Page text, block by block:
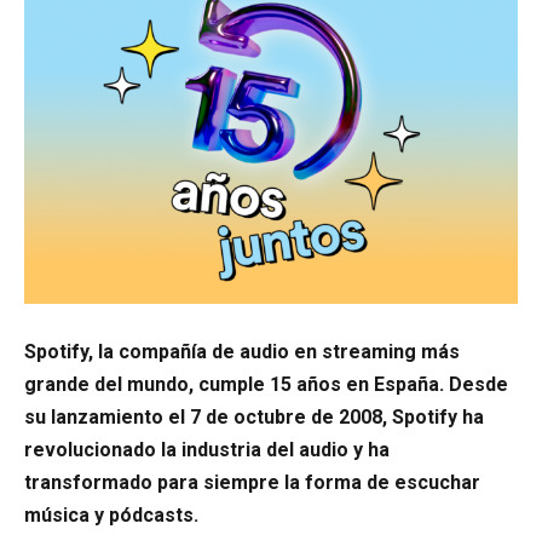
Spotify, la compañía de audio en streaming más
grande del mundo, cumple 15 años en España. Desde
su lanzamiento el 7 de octubre de 2008, Spotify ha
revolucionado la industria del audio y ha
transformado para siempre la forma de escuchar
música y pódcasts.